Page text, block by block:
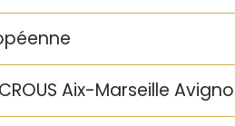
Aix-Marseille